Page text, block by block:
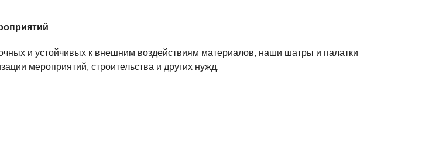
для вашего бизнеса. Вы можете оставить заявку на сайте или позвонить нам для
и устойчивых к внешним воздействиям материалов, наши шатры и палатки
мероприятий, строительства и других нужд.